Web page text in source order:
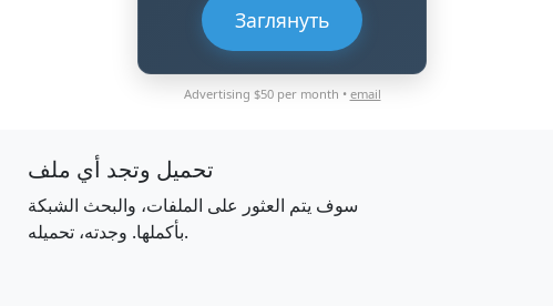
Заглянуть
Advertising $50 per month • email
تحميل وتجد أي ملف
سوف يتم العثور على الملفات، والبحث الشبكة
بأكملها. وجدته، تحميله.